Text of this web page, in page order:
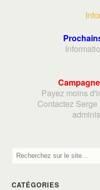
Payez moins
Contactez
adminis
CATÉGORIES